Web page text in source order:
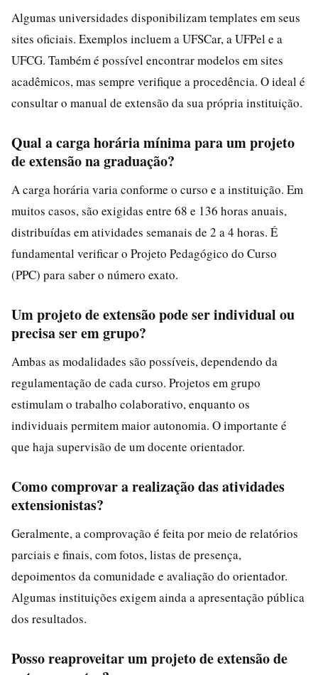
Algumas universidades disponibilizam templates em seus
sites oficiais. Exemplos incluem a UFSCar, a UFPel e a
UFCG. Também é possível encontrar modelos em sites
acadêmicos, mas sempre verifique a procedência. O ideal é
consultar o manual de extensão da sua própria instituição.
Qual a carga horária mínima para um projeto
de extensão na graduação?
A carga horária varia conforme o curso e a instituição. Em
muitos casos, são exigidas entre 68 e 136 horas anuais,
distribuídas em atividades semanais de 2 a 4 horas. É
fundamental verificar o Projeto Pedagógico do Curso
(PPC) para saber o número exato.
Um projeto de extensão pode ser individual ou
precisa ser em grupo?
Ambas as modalidades são possíveis, dependendo da
regulamentação de cada curso. Projetos em grupo
estimulam o trabalho colaborativo, enquanto os
individuais permitem maior autonomia. O importante é
que haja supervisão de um docente orientador.
Como comprovar a realização das atividades
extensionistas?
Geralmente, a comprovação é feita por meio de relatórios
parciais e finais, com fotos, listas de presença,
depoimentos da comunidade e avaliação do orientador.
Algumas instituições exigem ainda a apresentação pública
dos resultados.
Posso reaproveitar um projeto de extensão de